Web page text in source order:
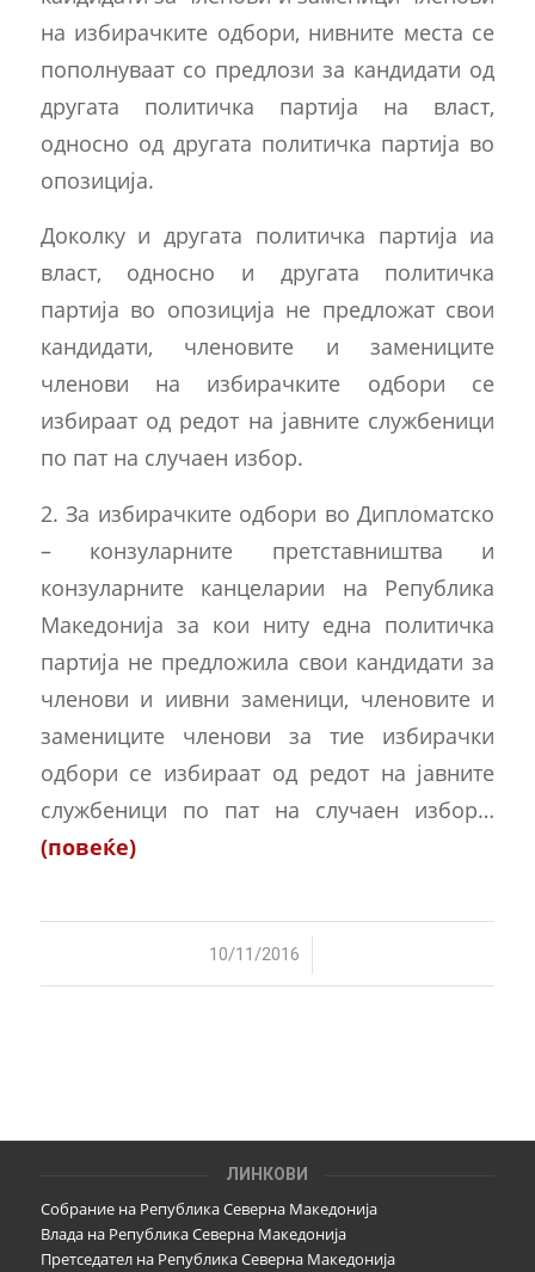
на избирачките одбори, нивните места се
пополнуваат со предлози за кандидати од
другата политичка партија на власт,
односно од другата политичка партија во
опозиција.
Доколку и другата политичка партија иа
власт, односно и другата политичка
партија во опозиција не предложат свои
кандидати, членовите и замениците
членови на избирачките одбори се
избираат од редот на јавните службеници
по пат на случаен избор.
2. За избирачките одбори во Дипломатско
– конзуларните претставништва и
конзуларните канцеларии на Република
Македонија за кои ниту една политичка
партија не предложила свои кандидати за
членови и иивни заменици, членовите и
замениците членови за тие избирачки
одбори се избираат од редот на јавните
службеници по пат на случаен избор…
(повеќе)
10/11/2016
/
ЛИНКОВИ
Собрание на Република Северна Македонија
Влада на Република Северна Македонија
Претседател на Република Северна Македонија